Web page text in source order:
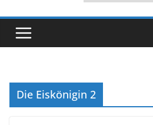
Die Eiskönigin 2